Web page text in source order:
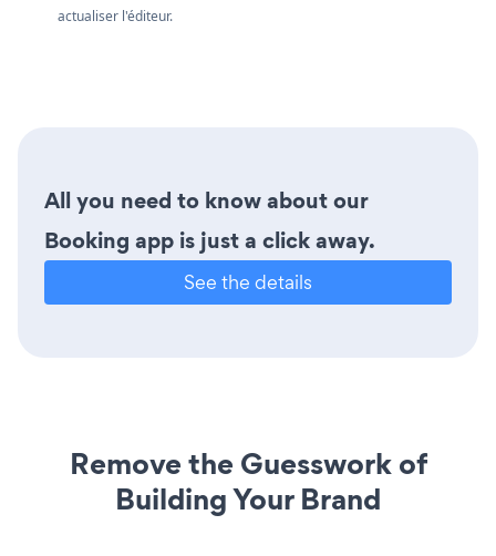
actualiser l'éditeur.
All you need to know about our
Booking app is just a click away.
See the details
Remove the Guesswork of
Building Your Brand